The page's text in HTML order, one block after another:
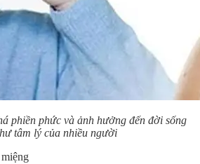
phiền phức và ảnh hưởng đến đời sống
tâm lý của nhiều người